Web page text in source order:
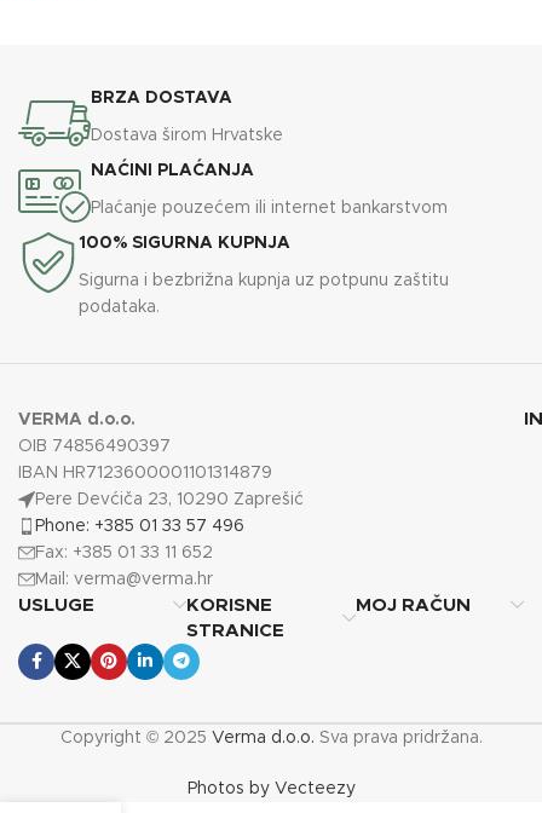
BRZA DOSTAVA
Dostava širom Hrvatske
NAĆINI PLAĆANJA
Plaćanje pouzećem ili internet bankarstvom
100% SIGURNA KUPNJA
Sigurna i bezbrižna kupnja uz potpunu zaštitu
podataka.
VERMA d.o.o.
OIB 74856490397
IBAN HR7123600001101314879
Pere Devćiča 23, 10290 Zaprešić
Phone: +385 01 33 57 496
Fax: +385 01 33 11 652
Mail: verma@verma.hr
USLUGE
KORISNE
STRANICE
MOJ RAČUN
Copyright © 2025 Verma d.o.o. Sva prava pridržana.
Photos by Vecteezy